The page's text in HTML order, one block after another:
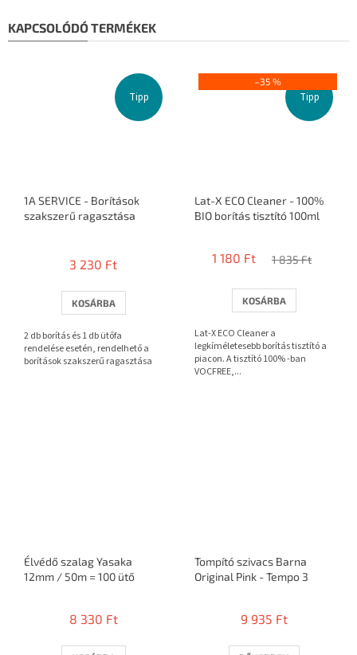
KAPCSOLÓDÓ TERMÉKEK
Tipp
1A SERVICE - Borítások
szakszerű ragasztása
átlagos
5-
ből
csillag.
3 230 Ft
KOSÁRBA
2 db borítás és 1 db ütőfa
rendelése esetén, rendelhető a
borítások szakszerű ragasztása
Tipp
–35 %
Lat-X ECO Cleaner - 100%
BIO borítás tisztító 100ml
1 180 Ft 1 835 Ft
KOSÁRBA
Lat-X ECO Cleaner a
legkíméletesebb borítás tisztító a
piacon. A tisztító 100% -ban
VOCFREE,...
Élvédő szalag Yasaka
12mm / 50m = 100 ütő
8 330 Ft
Tompító szivacs Barna
Original Pink - Tempo 3
9 935 Ft